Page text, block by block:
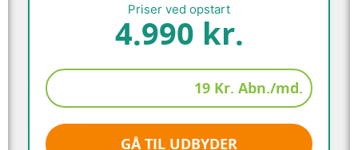
Priser ved opstart
4.990 kr.
19 Kr. Abn./md.
GÅ TIL UDBYDER